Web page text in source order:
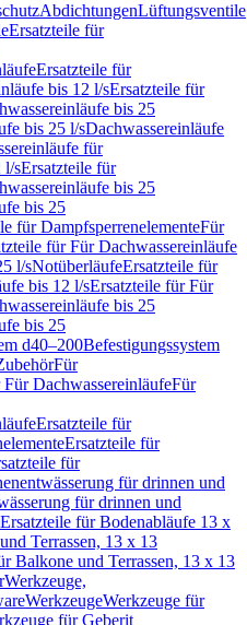
AbdichtungenLüftungsventile
Ersatzteile für
Ersatzteile für
bis 12 l/sErsatzteile für
bis 25
bis 25 l/sDachwassereinläufe
für
l/sErsatzteile für
bis 25
bis 25
für DampfsperrenelementeFür
für Für Dachwassereinläufe
l/sNotüberläufeErsatzteile für
bis 12 l/sErsatzteile für Für
bis 25
bis 25
d40–200Befestigungssystem
Für
DachwassereinläufeFür
Ersatzteile für
Ersatzteile für
für
für drinnen und
für drinnen und
Ersatzteile für Bodenabläufe 13 x
Terrassen, 13 x 13
Balkone und Terrassen, 13 x 13
Werkzeuge,
WerkzeugeWerkzeuge für
für Geberit